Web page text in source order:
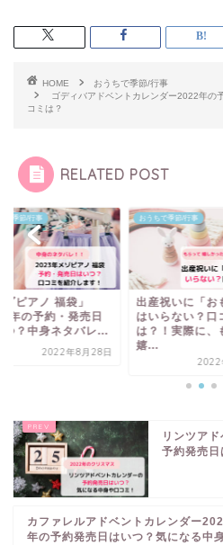
HOME
おうちで季節/行事
ゴディバアドベントカレンダー2022年の
コミは？
RELATED POST
で季節/行事
ゾピアノ 福袋」
年の予約・発売日
つ？中身ネタバレ...
2022年8月28日
おうちで季節/行事
出産祝いに「お
はいらない？口
は？！実際に、
嬉...
2022
リンツア
予約発売
カファレルアドベントカレンダー
年の予約発売日はいつ？気になる中